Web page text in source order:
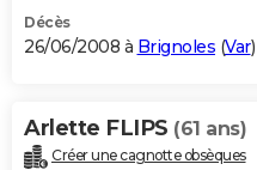
Décès
26/06/2008 à Brignoles (Var)
Arlette FLIPS (61 ans)
Créer une cagnotte obsèques